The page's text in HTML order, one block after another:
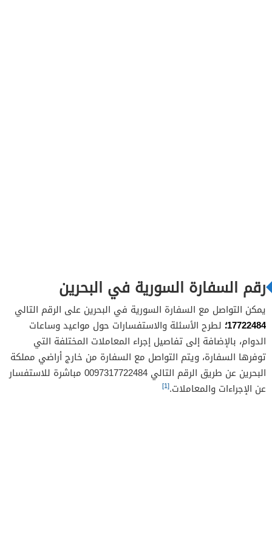
رقم السفارة السورية في البحرين
يمكن التواصل مع السفارة السورية في البحرين على الرقم التالي
17722484؛ لطرح الأسئلة والاستفسارات حول مواعيد وساعات
الدوام، بالإضافة إلى تفاصيل إجراء المعاملات المختلفة التي
توفرها السفارة، ويتم التواصل مع السفارة من خارج أراضي مملكة
البحرين عن طريق الرقم التالي 0097317722484 مباشرة للاستفسار
عن الإجراءات والمعاملات.[1]